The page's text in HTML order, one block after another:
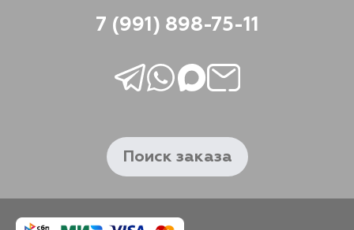
7 (991) 898-75-11
Поиск заказа